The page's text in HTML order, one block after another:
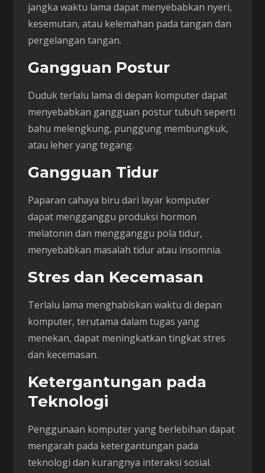
jangka waktu lama dapat menyebabkan nyeri,
kesemutan, atau kelemahan pada tangan dan
pergelangan tangan.
Gangguan Postur
Duduk terlalu lama di depan komputer dapat
menyebabkan gangguan postur tubuh seperti
bahu melengkung, punggung membungkuk,
atau leher yang tegang.
Gangguan Tidur
Paparan cahaya biru dari layar komputer
dapat mengganggu produksi hormon
melatonin dan mengganggu pola tidur,
menyebabkan masalah tidur atau insomnia.
Stres dan Kecemasan
Terlalu lama menghabiskan waktu di depan
komputer, terutama dalam tugas yang
menekan, dapat meningkatkan tingkat stres
dan kecemasan.
Ketergantungan pada
Teknologi
Penggunaan komputer yang berlebihan dapat
mengarah pada ketergantungan pada
teknologi dan kurangnya interaksi sosial.